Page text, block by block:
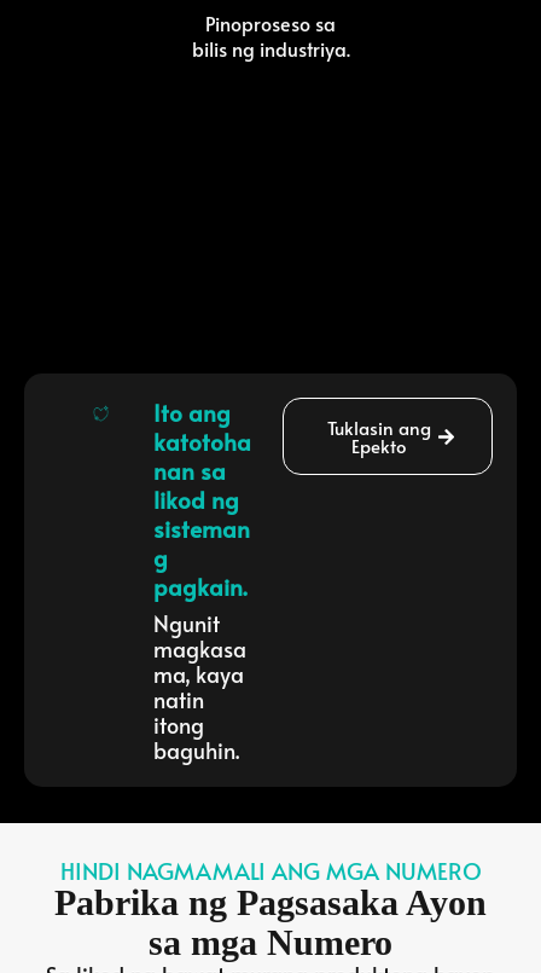
Pinoproseso sa
bilis ng industriya.
Ito ang
katotoha
nan sa
likod ng
sisteman
g
pagkain.
Ngunit
magkasa
ma, kaya
natin
itong
baguhin.
Tuklasin ang
Epekto
HINDI NAGMAMALI ANG MGA NUMERO
Pabrika ng Pagsasaka Ayon
sa mga Numero